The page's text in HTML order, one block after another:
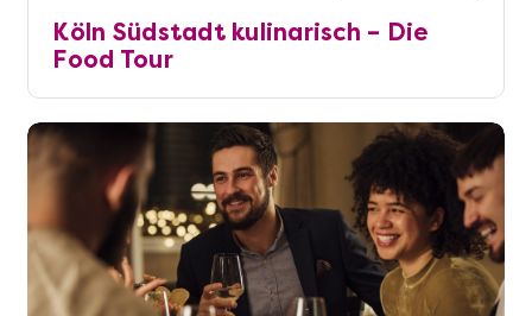
Köln Südstadt kulinarisch – Die
Food Tour